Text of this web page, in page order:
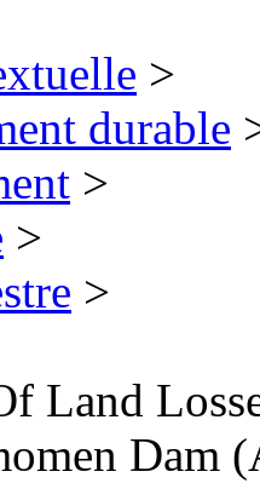
>
durable
>
>
>
Land
Dam